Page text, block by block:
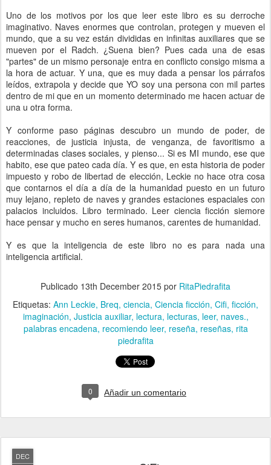
Uno de los motivos por los que leer este libro es su derroche
imaginativo. Naves enormes que controlan, protegen y mueven el
mundo, que a su vez están divididas en infinitas auxiliares que se
mueven por el Radch. ¿Suena bien? Pues cada una de esas
"partes" de un mismo personaje entra en conflicto consigo misma a
la hora de actuar. Y una, que es muy dada a pensar los párrafos
leídos, extrapola y decide que YO soy una persona con mil partes
dentro de mi que en un momento determinado me hacen actuar de
una u otra forma.
Y conforme paso páginas descubro un mundo de poder, de
reacciones, de justicia injusta, de venganza, de favoritismo a
determinadas clases sociales, y pienso... Si es MI mundo, ese que
habito, ese que pateo cada día. Y es que, en esta historia de poder
impuesto y robo de libertad de elección, Leckie no hace otra cosa
que contarnos el día a día de la humanidad puesto en un futuro
muy lejano, repleto de naves y grandes estaciones espaciales con
palacios incluidos. Libro terminado. Leer ciencia ficción siemore
hace pensar y mucho en seres humanos, carentes de humanidad.
Y es que la inteligencia de este libro no es para nada una
inteligencia artificial.
Publicado 13th December 2015 por RitaPiedrafita
Etiquetas: Ann Leckie Breq ciencia Ciencia ficción Cifi ficción
imaginación Justicia auxiliar lectura lecturas leer naves.
palabras encadena recomiendo leer reseña reseñas rita
piedrafita
0 Añadir un comentario
DEC